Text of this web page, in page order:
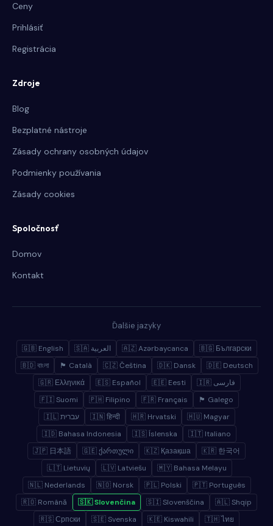
Ceny
Prihlásiť
Registrácia
Zdroje
Blog
Bezplatné nástroje
Zásady ochrany osobných údajov
Podmienky používania
Zásady cookies
Spoločnosť
Domov
Kontakt
Ďalšie jazyky
🇬🇧 English 🇸🇦 العربية 🇦🇿 Azərbaycanca
🇧🇬 Български
🇧🇩 বাংলা
🏴 Català 🇨🇿 Čeština 🇩🇰 Dansk
🇩🇪 Deutsch
🇬🇷 Ελληνικά
🇪🇸 Español 🇪🇪 Eesti
🇮🇷 فارسی
🇫🇮 Suomi
🇵🇭 Filipino 🇫🇷 Français
🏴 Galego
🇮🇱 עברית
🇮🇳 हिन्दी 🇭🇷 Hrvatski
🇭🇺 Magyar
🇮🇩 Bahasa Indonesia
🇮🇸 Íslenska
🇮🇹 Italiano
🇯🇵 日本語
🇬🇪 ქართული 🇰🇿 Қазақша
🇰🇷 한국어
🇱🇹 Lietuvių
🇱🇻 Latviešu
🇲🇾 Bahasa Melayu
🇳🇱 Nederlands
🇳🇴 Norsk 🇵🇱 Polski
🇵🇹 Português
🇷🇴 Română
🇸🇰 Slovenčina 🇸🇮 Slovenščina
🇦🇱 Shqip
🇷🇸 Српски
🇸🇪 Svenska 🇰🇪 Kiswahili 🇹🇭 ไทย